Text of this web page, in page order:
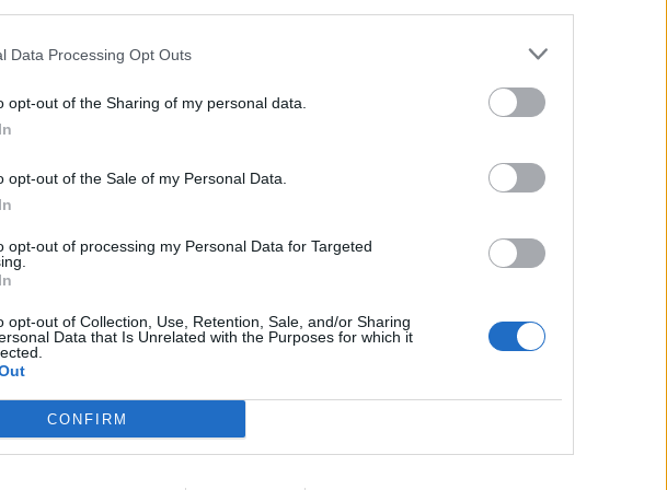
Data Processing Opt Outs
opt-out of the Sharing of my personal data.
opt-out of the Sale of my Personal Data.
opt-out of processing my Personal Data for Targeted
opt-out of Collection, Use, Retention, Sale, and/or Sharing
Data that Is Unrelated with the Purposes for which it
CONFIRM
εξαμήνου από την έναρξη της
άνεργοι 18-29 ετών που θα υποβάλουν
πρόταση επιχειρηματικού
πρόταση) υποβάλλεται αποκλειστικά
Ενισχύσεων (ΠΣΚΕ) του
διεύθυνση https://www.ependyseis.gr.
61.200.000 ευρώ, συγχρηματοδοτείται
Κοινωνικό Ταμείο/Πρωτοβουλία για την
Προγράμματος «Ανάπτυξη
βίου Μάθηση 2014 - 2020».